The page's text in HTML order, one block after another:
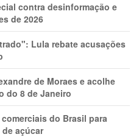
contra desinformação e
de 2026
Lula rebate acusações
de Moraes e acolhe
do 8 de Janeiro
do Brasil para
açúcar